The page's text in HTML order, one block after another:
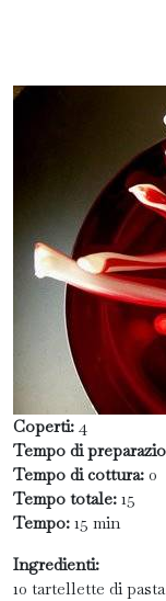
Coperti: 4
Tempo di
Tempo di cottura: 0
Tempo totale: 15
Tempo: 15 min
Ingredienti:
10 tartellette di